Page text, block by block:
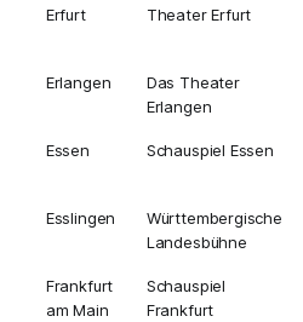
Erfurt Theater Erfurt
Erlangen
Das Theater
Erlangen
Essen Schauspiel Essen
Esslingen
Württembergische
Landesbühne
Frankfurt
am Main
Schauspiel
Frankfurt